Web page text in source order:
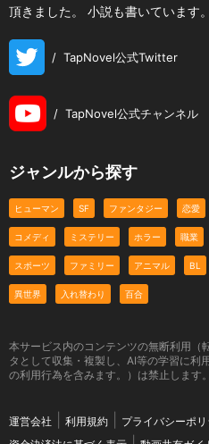
頂きました。 小説も書いています。
/ TapNovel公式Twitter
/ TapNovel公式チャンネル
ジャンルから探す
ヒューマン SF ファンタジー 恋愛
コメディ ミステリー ホラー 職業
スポーツ ファミリー アニマル BL
異世界 入れ替わり 百合
本サービス内のコンテンツの無断利用（
タとして収集・複製し、AI等の学習に利
の利用行為を含みます。）は禁止します。
運営会社 利用規約 プライバシーポリ